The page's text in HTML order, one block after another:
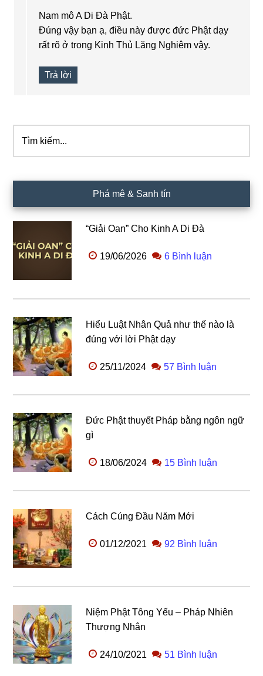
Nam mô A Di Đà Phật.
Đúng vậy bạn ạ, điều này được đức Phật dạy
rất rõ ở trong Kinh Thủ Lăng Nghiêm vậy.
Trả lời
Sidebar
chính
kiếm...
Phá mê & Sanh tín
“Giải Oan” Cho Kinh A Di Đà
19/06/2026 6 Bình luận
Hiểu Luật Nhân Quả như thế nào là
đúng với lời Phật dạy
25/11/2024 57 Bình luận
Đức Phật thuyết Pháp bằng ngôn ngữ
gì
18/06/2024 15 Bình luận
Cách Cúng Đầu Năm Mới
01/12/2021 92 Bình luận
Niệm Phật Tông Yếu – Pháp Nhiên
Thượng Nhân
24/10/2021 51 Bình luận